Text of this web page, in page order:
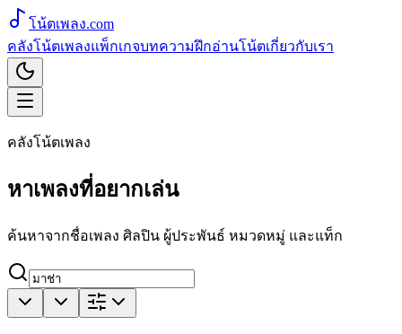
โน้ตเพลง.com
คลังโน้ตเพลงแพ็กเกจบทความฝึกอ่านโน้ตเกี่ยวกับเรา
คลังโน้ตเพลง
หาเพลงที่อยากเล่น
ค้นหาจากชื่อเพลง ศิลปิน ผู้ประพันธ์ หมวดหมู่ และแท็ก